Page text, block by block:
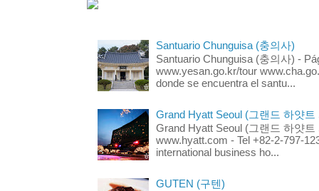
Santuario Chunguisa (충의사)
Santuario Chunguisa (충의사) -
www.yesan.go.kr/tour
donde se encuentra el santu...
Grand Hyatt Seoul (그랜드 하얏트
Grand Hyatt Seoul (그랜드 하얏트
www.hyatt.com - Tel +82-2-797-
international business ho...
GUTEN (구텐)